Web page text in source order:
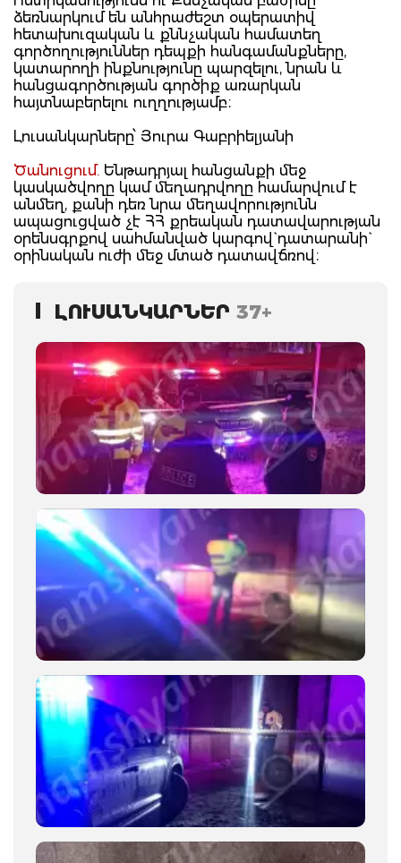
ձեռնարկում են անհրաժեշտ օպերատիվ
հետախուզական և քննչական համատեղ
գործողություններ դեպքի հանգամանքները,
կատարողի ինքնությունը պարզելու, նրան և
հանցագործության գործիք առարկան
հայտնաբերելու ուղղությամբ։
Լուսանկարները՝ Յուրա Գաբրիելյանի
Ծանուցում. Ենթադրյալ հանցանքի մեջ
կասկածվողը կամ մեղադրվողը համարվում է
անմեղ, քանի դեռ նրա մեղավորությունն
ապացուցված չէ ՀՀ քրեական դատավարության
օրենսգրքով սահմանված կարգով` դատարանի`
օրինական ուժի մեջ մտած դատավճռով։
ԼՈՒՍԱՆԿԱՐՆԵՐ 37+